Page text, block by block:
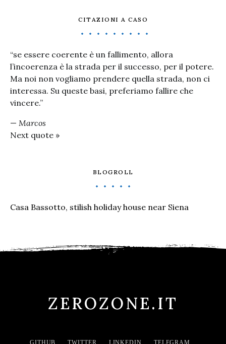
CITAZIONI A CASO
“se essere coerente è un fallimento, allora
l’incoerenza è la strada per il successo, per il potere.
Ma noi non vogliamo prendere quella strada, non ci
interessa. Su queste basi, preferiamo fallire che
vincere.”
— Marcos
Next quote »
BLOGROLL
Casa Bassotto, stilish holiday house near Siena
ZEROZONE.IT
GITHUB TWITTER LINKEDIN TELEGRAM